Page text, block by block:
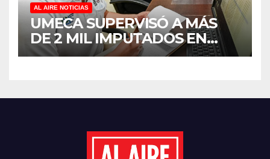
AL AIRE NOTICIAS
UMECA SUPERVISÓ A MÁS
DE 2 MIL IMPUTADOS EN
SINALOA DURANTE EL